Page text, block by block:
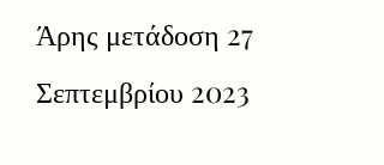
Άρης μετάδοση 27
Σεπτεμβρίου 2023